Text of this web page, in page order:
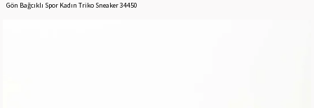
Gön Bağcıklı Spor Kadın Triko Sneaker 34450